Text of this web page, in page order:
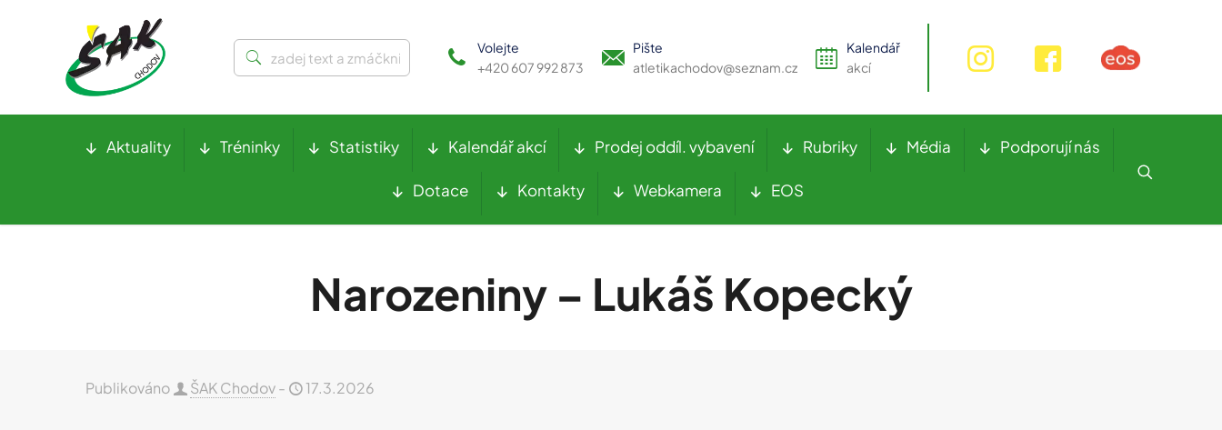
Volejte
+420 607 992 873
Pište
atletikachodov@seznam.cz
Kalendář
akcí
Aktuality Tréninky Statistiky Kalendář akcí Prodej oddíl. vybavení Rubriky Média Podporují nás
Dotace Kontakty Webkamera EOS
Narozeniny – Lukáš Kopecký
Publikováno ŠAK Chodov- 17.3.2026